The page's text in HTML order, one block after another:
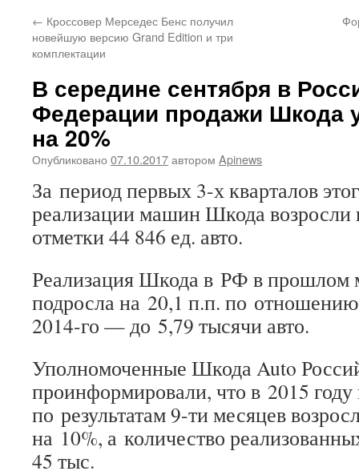
содержимому
← Кроссовер Мерседес Бенс получил
новейшую версию Grand Edition и три
комплектации
В середине сентября в
Федерации продажи Шкода
на 20%
Опубликовано 07.10.2017автором Apinews
За период первых 3-х кварталов
реализации машин Шкода возросли
отметки 44 846 ед. авто.
Реализация Шкода в РФ в прошлом
подросла на 20,1 п.п. по
2014-го — до 5,79 тысячи авто.
Уполномоченные Шкода Auto
проинформировали, что в 2015 году
по результатам 9-ти месяцев
на 10%, а количество
45 тыс.